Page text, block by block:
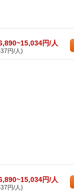
円/人
円/人)
円/人
円/人)